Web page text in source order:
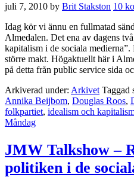
juli 7, 2010 by Brit Stakston 10
Idag kör vi ännu en fullmatad
Almedalen. Det ena av dagens
kapitalism i de sociala
större makt. Högaktuellt här i
på detta från public service sida
Arkiverad under: Arkivet Taggad
Annika Beijbom, Douglas Roos,
folkpartiet, idealism och
Måndag
JMW Talkshow –
politiken i de